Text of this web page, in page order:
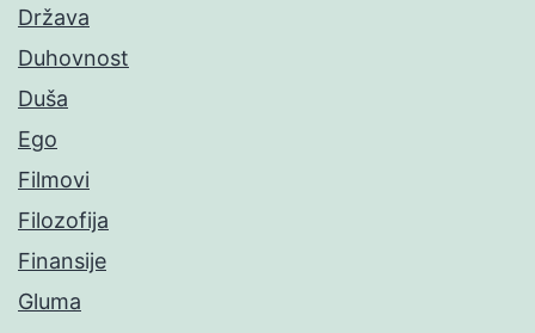
Država
Duhovnost
Duša
Ego
Filmovi
Filozofija
Finansije
Gluma